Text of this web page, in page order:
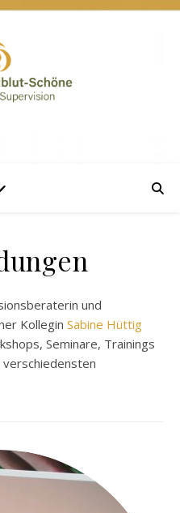
und
Kollegin Sabine Hüttig
Seminare, Trainings